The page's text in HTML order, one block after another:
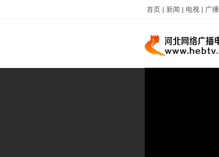
首页 | 新闻 | 电视 | 广